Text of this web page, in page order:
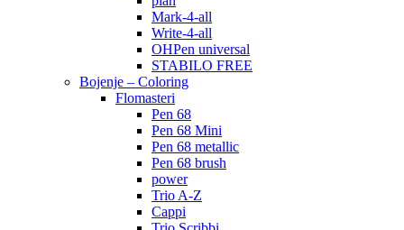
Mark-4-all
Write-4-all
OHPen universal
STABILO FREE
Bojenje – Coloring
Flomasteri
Pen 68
Pen 68 Mini
Pen 68 metallic
Pen 68 brush
power
Trio A-Z
Cappi